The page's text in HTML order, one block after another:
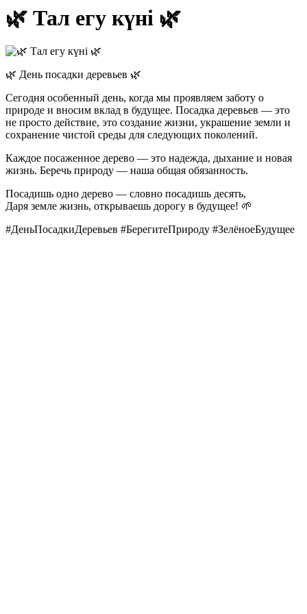
🌿 Тал егу күні 🌿
🌿 День посадки деревьев 🌿
Сегодня особенный день, когда мы проявляем заботу о
природе и вносим вклад в будущее. Посадка деревьев — это
не просто действие, это создание жизни, украшение земли и
сохранение чистой среды для следующих поколений.
Каждое посаженное дерево — это надежда, дыхание и новая
жизнь. Беречь природу — наша общая обязанность.
Посадишь одно дерево — словно посадишь десять,
Даря земле жизнь, открываешь дорогу в будущее! 🌱
#ДеньПосадкиДеревьев #БерегитеПрироду #ЗелёноеБудущее